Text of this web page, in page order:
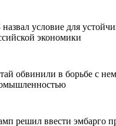
условие для
экономики
обвинили в борьбе с
решил ввести эмбарго